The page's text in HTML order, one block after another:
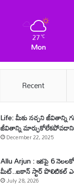
27℃
Mon
Recent
Life: మీకు నచ్చని జీవితాన్ని
జీవితాన్ని
December 22, 2025
Allu Arjun : ఇకపై 6
మీట్..ఐకాన్ స్టార్ పొలిటికల్
July 28, 2026